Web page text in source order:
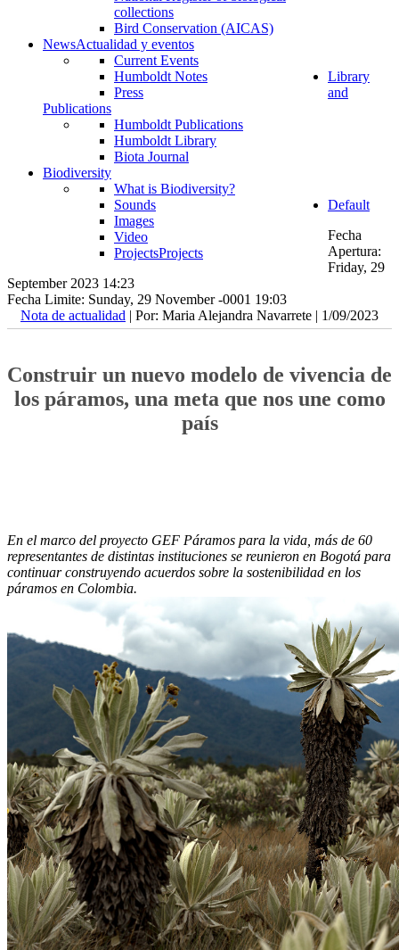
collections
Bird Conservation (AICAS)
NewsActualidad y eventos
Current Events
Humboldt Notes
Press
Library
and
Publications
Humboldt Publications
Humboldt Library
Biota Journal
Biodiversity
What is Biodiversity?
Sounds
Images
Video
ProjectsProjects
Default
Fecha
Apertura:
Friday, 29
September 2023 14:23
Fecha Limite: Sunday, 29 November -0001 19:03
Nota de actualidad | Por: Maria Alejandra Navarrete | 1/09/2023
Construir un nuevo modelo de vivencia de
los páramos, una meta que nos une como
país
En el marco del proyecto GEF Páramos para la vida, más de 60
representantes de distintas instituciones se reunieron en Bogotá para
continuar construyendo acuerdos sobre la sostenibilidad en los
páramos en Colombia.